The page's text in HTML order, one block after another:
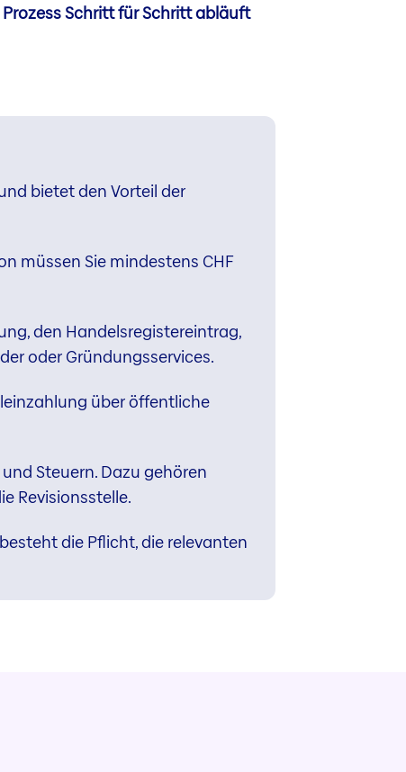
Schritt für Schritt abläuft
bietet den Vorteil der
müssen Sie mindestens CHF
den Handelsregistereintrag,
oder Gründungsservices.
über öffentliche
Steuern. Dazu gehören
Revisionsstelle.
die Pflicht, die relevanten